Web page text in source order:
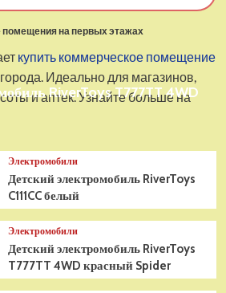
на первых этажах
купить коммерческое помещение
Идеально для магазинов,
и аптек. Узнайте больше на
RiverToys T777TT 4WD
Электромобили
Детский электромобиль RiverToys
C111CC белый
Электромобили
Детский электромобиль RiverToys
T777TT 4WD красный Spider